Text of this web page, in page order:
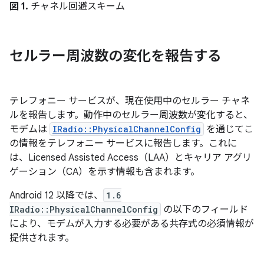
図 1. チャネル回避スキーム
セルラー周波数の変化を報告する
テレフォニー サービスが、現在使用中のセルラー チャネ
ルを報告します。動作中のセルラー周波数が変化すると、
モデムは IRadio::PhysicalChannelConfig を通じてこ
の情報をテレフォニー サービスに報告します。これに
は、Licensed Assisted Access（LAA）とキャリア アグリ
ゲーション（CA）を示す情報も含まれます。
Android 12 以降では、
1.6
IRadio::PhysicalChannelConfig の以下のフィールド
により、モデムが入力する必要がある共存式の必須情報が
提供されます。